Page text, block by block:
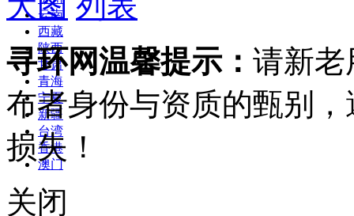
云南
西藏
陕西
甘肃
青海
宁夏
新疆
台湾
香港
澳门
寻环网温馨提示： 请新老
布者身份与资质的甄别
损失！
关闭